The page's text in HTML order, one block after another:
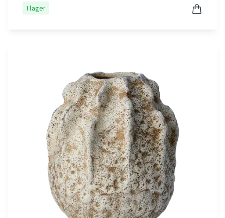
I lager